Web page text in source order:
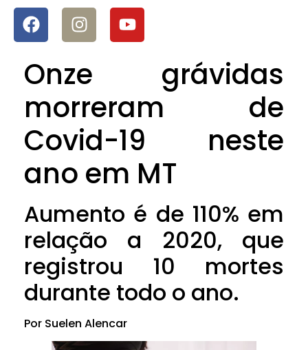
Onze grávidas
morreram de
Covid-19 neste
ano em MT
Aumento é de 110% em
relação a 2020, que
registrou 10 mortes
durante todo o ano.
Por Suelen Alencar